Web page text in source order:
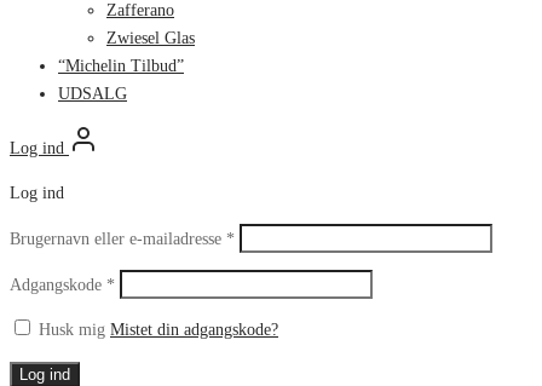
Zafferano
Zwiesel Glas
“Michelin Tilbud”
UDSALG
Log ind
Log ind
Brugernavn eller e-mailadresse *
Adgangskode *
Husk mig Mistet din adgangskode?
Log ind